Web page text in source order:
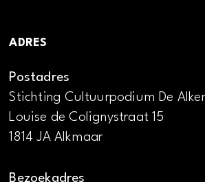
ADRES
Postadres
Stichting Cultuurpodium De
Louise de Colignystraat 15
1814 JA Alkmaar
Bezoekadres